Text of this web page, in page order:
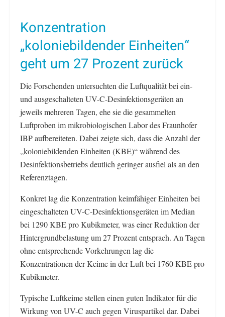
Konzentration
„koloniebildender Einheiten“
geht um 27 Prozent zurück
Die Forschenden untersuchten die Luftqualität bei ein-
und ausgeschalteten UV-C-Desinfektionsgeräten an
jeweils mehreren Tagen, ehe sie die gesammelten
Luftproben im mikrobiologischen Labor des Fraunhofer
IBP aufbereiteten. Dabei zeigte sich, dass die Anzahl der
„koloniebildenden Einheiten (KBE)“ während des
Desinfektionsbetriebs deutlich geringer ausfiel als an den
Referenztagen.
Konkret lag die Konzentration keimfähiger Einheiten bei
eingeschalteten UV-C-Desinfektionsgeräten im Median
bei 1290 KBE pro Kubikmeter, was einer Reduktion der
Hintergrundbelastung um 27 Prozent entsprach. An Tagen
ohne entsprechende Vorkehrungen lag die
Konzentrationen der Keime in der Luft bei 1760 KBE pro
Kubikmeter.
Typische Luftkeime stellen einen guten Indikator für die
Wirkung von UV-C auch gegen Viruspartikel dar. Dabei